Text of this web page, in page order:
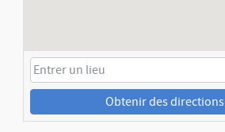
Obtenir des directions